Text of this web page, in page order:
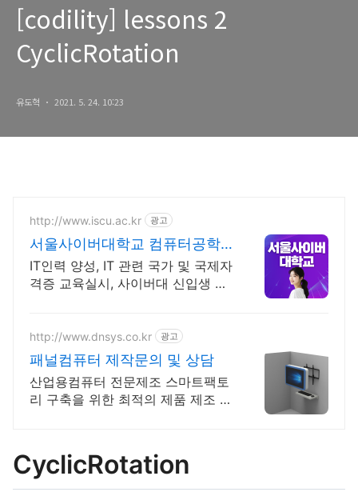
[codility] lessons 2
CyclicRotation
유도혁 2021. 5. 24. 10:23
http://www.iscu.ac.kr 광고
서울사이버대학교 컴퓨터공학
과 2026 가을학기 신편입생
IT인력 양성, IT 관련 국가 및 국제자
격증 교육실시, 사이버대 신입생 수
http://www.dnsys.co.kr 광고
패널컴퓨터 제작문의 및 상담
산업용컴퓨터 전문제조 스마트팩토
리 구축을 위한 최적의 제품 제조 생
CyclicRotation